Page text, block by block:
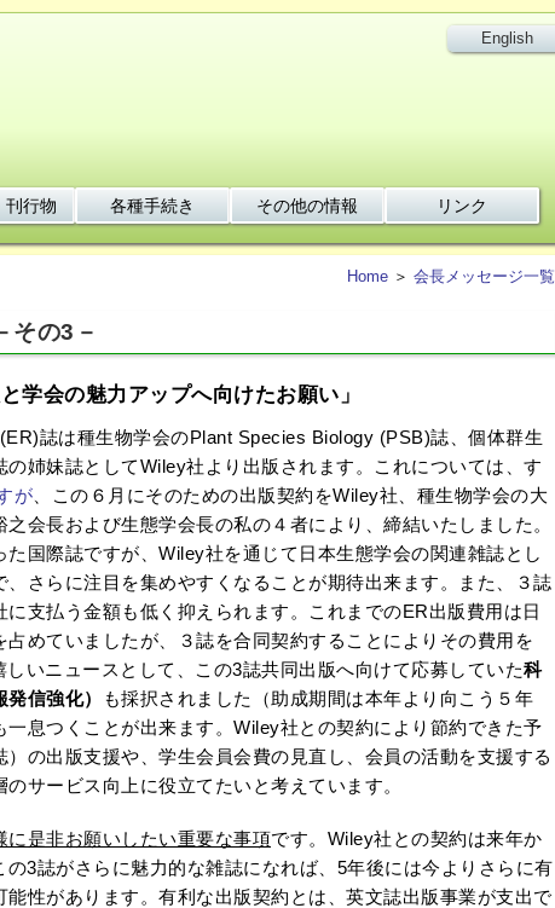
English
刊行物 各種手続き その他の情報 リンク
Home ＞ 会長メッセージ一覧
その3－
学会の魅力アップへ向けたお願い」
誌は種生物学会のPlant Species Biology (PSB)誌、個体群生
姉妹誌としてWiley社より出版されます。これについては、す
が 、この６月にそのための出版契約をWiley社、種生物学会の大
会長および生態学会長の私の４者により、締結いたしました。
国際誌ですが、Wiley社を通じて日本生態学会の関連雑誌とし
さらに注目を集めやすくなることが期待出来ます。また、３誌
支払う金額も低く抑えられます。これまでのER出版費用は日
めていましたが、３誌を合同契約することによりその費用を
いニュースとして、この3誌共同出版へ向けて応募していた科
信強化）
も採択されました（助成期間は本年より向こう５年
息つくことが出来ます。Wiley社との契約により節約できた予
の出版支援や、学生会員会費の見直し、会員の活動を支援する
サービス向上に役立てたいと考えています。
に是非お願いしたい重要な事項です。Wiley社との契約は来年か
3誌がさらに魅力的な雑誌になれば、5年後には今よりさらに有
性があります。有利な出版契約とは、英文誌出版事業が支出で